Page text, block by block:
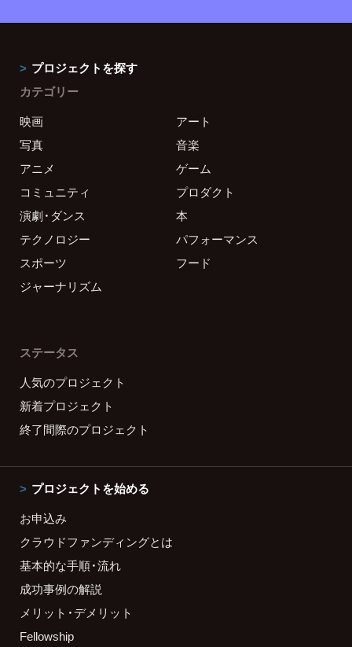
プロジェクトを探す
カテゴリー
映画
アート
写真
音楽
アニメ
ゲーム
コミュニティ
プロダクト
演劇・ダンス
本
テクノロジー
パフォーマンス
スポーツ
フード
ジャーナリズム
ステータス
人気のプロジェクト
新着プロジェクト
終了間際のプロジェクト
プロジェクトを始める
お申込み
クラウドファンディングとは
基本的な手順・流れ
成功事例の解説
メリット・デメリット
Fellowship